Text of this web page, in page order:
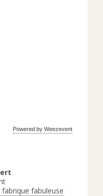
Powered by Weezevent
fabrique fabuleuse